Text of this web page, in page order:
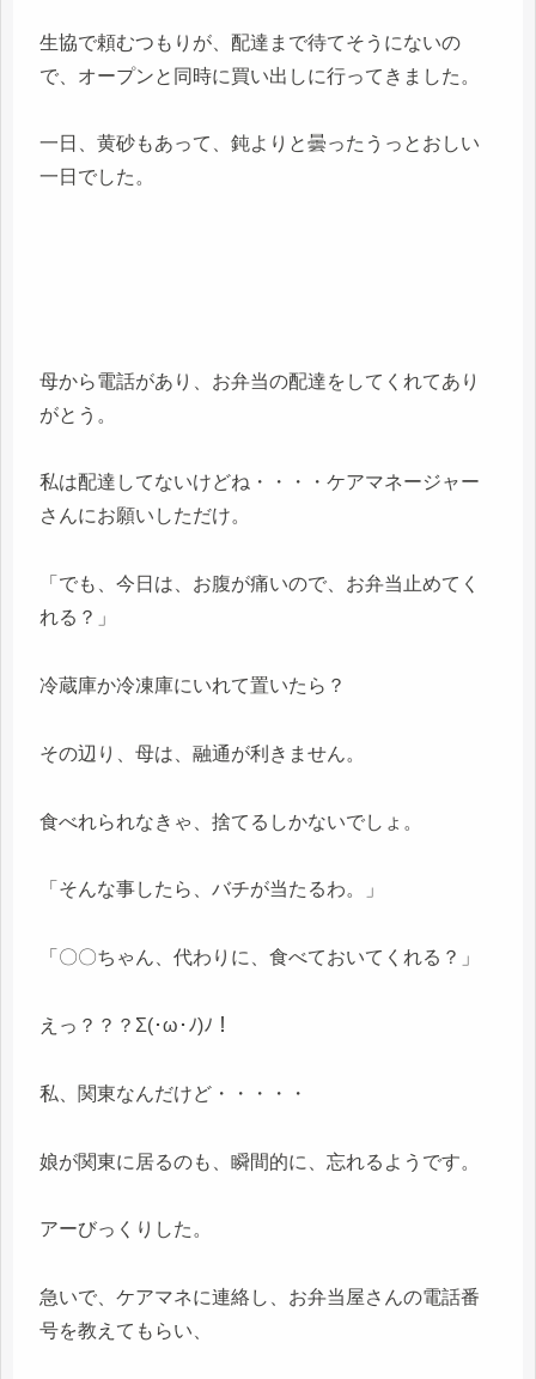
生協で頼むつもりが、配達まで待てそうにないの
で、オープンと同時に買い出しに行ってきました。
一日、黄砂もあって、鈍よりと曇ったうっとおしい
一日でした。
母から電話があり、お弁当の配達をしてくれてあり
がとう。
私は配達してないけどね・・・・ケアマネージャー
さんにお願いしただけ。
「でも、今日は、お腹が痛いので、お弁当止めてく
れる？」
冷蔵庫か冷凍庫にいれて置いたら？
その辺り、母は、融通が利きません。
食べれられなきゃ、捨てるしかないでしょ。
「そんな事したら、バチが当たるわ。」
「〇〇ちゃん、代わりに、食べておいてくれる？」
えっ？？？Σ(･ω･ﾉ)ﾉ！
私、関東なんだけど・・・・・
娘が関東に居るのも、瞬間的に、忘れるようです。
アーびっくりした。
急いで、ケアマネに連絡し、お弁当屋さんの電話番
号を教えてもらい、